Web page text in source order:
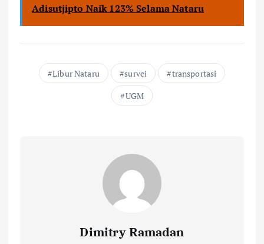
Adisutjipto Naik 123% Selama Nataru
Libur Nataru survei
transportasi
UGM
Dimitry Ramadan